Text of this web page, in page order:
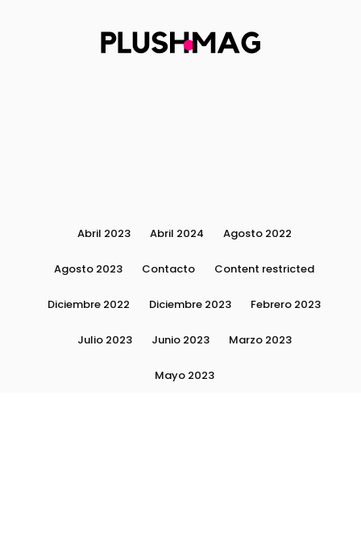
Abril 2023 Abril 2024 Agosto 2022
Agosto 2023 Contacto Content restricted
Diciembre 2022 Diciembre 2023 Febrero 2023
Julio 2023 Junio 2023 Marzo 2023
Mayo 2023